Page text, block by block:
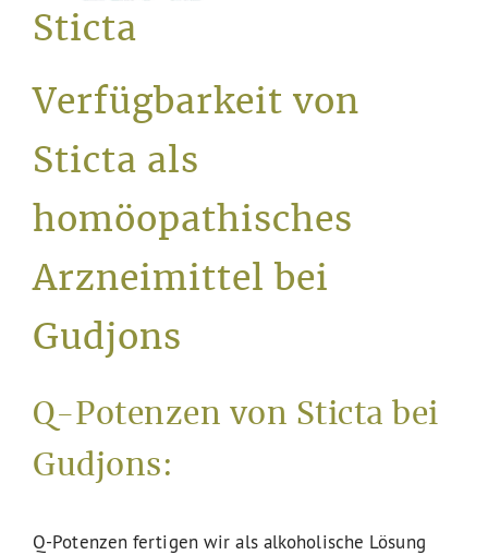
Service
Sticta
Verfügbarkeit von
Sticta als
homöopathisches
Arzneimittel bei
Gudjons
Q-Potenzen von Sticta bei
Gudjons:
Q-Potenzen fertigen wir als alkoholische Lösung